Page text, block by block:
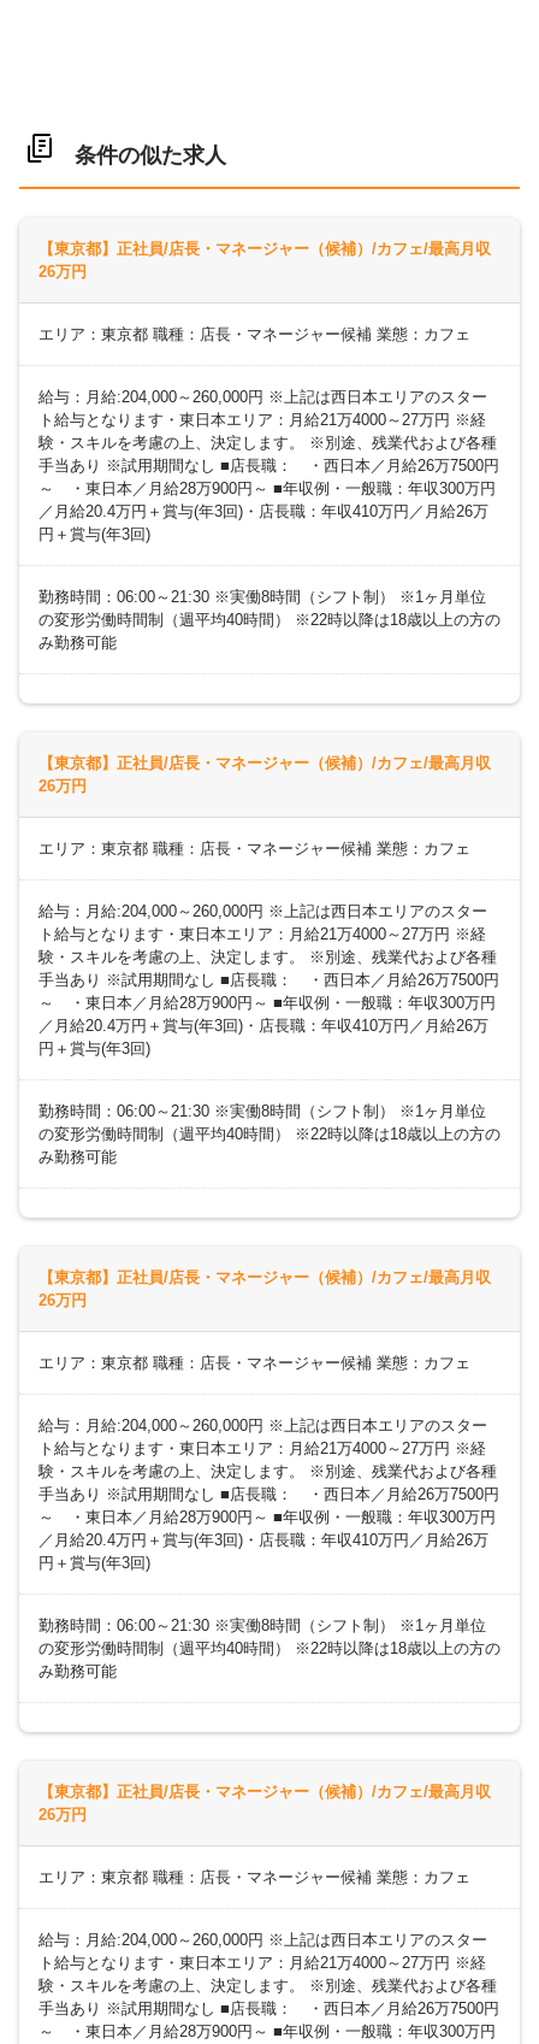
条件の似た求人
【東京都】正社員/店長・マネージャー（候補）/カフェ/最高月収
26万円
エリア：東京都 職種：店長・マネージャー候補 業態：カフェ
給与：月給:204,000～260,000円 ※上記は西日本エリアのスター
ト給与となります・東日本エリア：月給21万4000～27万円 ※経
験・スキルを考慮の上、決定します。 ※別途、残業代および各種
手当あり ※試用期間なし ■店長職： ・西日本／月給26万7500円
～ ・東日本／月給28万900円～ ■年収例・一般職：年収300万円
／月給20.4万円＋賞与(年3回)・店長職：年収410万円／月給26万
円＋賞与(年3回)
勤務時間：06:00～21:30 ※実働8時間（シフト制） ※1ヶ月単位
の変形労働時間制（週平均40時間） ※22時以降は18歳以上の方の
み勤務可能
【東京都】正社員/店長・マネージャー（候補）/カフェ/最高月収
26万円
エリア：東京都 職種：店長・マネージャー候補 業態：カフェ
給与：月給:204,000～260,000円 ※上記は西日本エリアのスター
ト給与となります・東日本エリア：月給21万4000～27万円 ※経
験・スキルを考慮の上、決定します。 ※別途、残業代および各種
手当あり ※試用期間なし ■店長職： ・西日本／月給26万7500円
～ ・東日本／月給28万900円～ ■年収例・一般職：年収300万円
／月給20.4万円＋賞与(年3回)・店長職：年収410万円／月給26万
円＋賞与(年3回)
勤務時間：06:00～21:30 ※実働8時間（シフト制） ※1ヶ月単位
の変形労働時間制（週平均40時間） ※22時以降は18歳以上の方の
み勤務可能
【東京都】正社員/店長・マネージャー（候補）/カフェ/最高月収
26万円
エリア：東京都 職種：店長・マネージャー候補 業態：カフェ
給与：月給:204,000～260,000円 ※上記は西日本エリアのスター
ト給与となります・東日本エリア：月給21万4000～27万円 ※経
験・スキルを考慮の上、決定します。 ※別途、残業代および各種
手当あり ※試用期間なし ■店長職： ・西日本／月給26万7500円
～ ・東日本／月給28万900円～ ■年収例・一般職：年収300万円
／月給20.4万円＋賞与(年3回)・店長職：年収410万円／月給26万
円＋賞与(年3回)
勤務時間：06:00～21:30 ※実働8時間（シフト制） ※1ヶ月単位
の変形労働時間制（週平均40時間） ※22時以降は18歳以上の方の
み勤務可能
【東京都】正社員/店長・マネージャー（候補）/カフェ/最高月収
26万円
エリア：東京都 職種：店長・マネージャー候補 業態：カフェ
給与：月給:204,000～260,000円 ※上記は西日本エリアのスター
ト給与となります・東日本エリア：月給21万4000～27万円 ※経
験・スキルを考慮の上、決定します。 ※別途、残業代および各種
手当あり ※試用期間なし ■店長職： ・西日本／月給26万7500円
～ ・東日本／月給28万900円～ ■年収例・一般職：年収300万円